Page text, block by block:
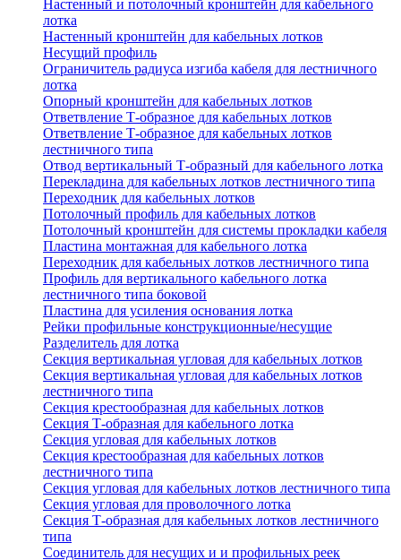
Настенный и потолочный кронштейн для кабельного
лотка
Настенный кронштейн для кабельных лотков
Несущий профиль
Ограничитель радиуса изгиба кабеля для лестничного
лотка
Опорный кронштейн для кабельных лотков
Ответвление Т-образное для кабельных лотков
Ответвление Т-образное для кабельных лотков
лестничного типа
Отвод вертикальный Т-образный для кабельного лотка
Перекладина для кабельных лотков лестничного типа
Переходник для кабельных лотков
Потолочный профиль для кабельных лотков
Потолочный кронштейн для системы прокладки кабеля
Пластина монтажная для кабельного лотка
Переходник для кабельных лотков лестничного типа
Профиль для вертикального кабельного лотка
лестничного типа боковой
Пластина для усиления основания лотка
Рейки профильные конструкционные/несущие
Разделитель для лотка
Секция вертикальная угловая для кабельных лотков
Секция вертикальная угловая для кабельных лотков
лестничного типа
Секция крестообразная для кабельных лотков
Секция Т-образная для кабельного лотка
Секция угловая для кабельных лотков
Секция крестообразная для кабельных лотков
лестничного типа
Секция угловая для кабельных лотков лестничного типа
Секция угловая для проволочного лотка
Секция Т-образная для кабельных лотков лестничного
типа
Соединитель для несущих и и профильных реек